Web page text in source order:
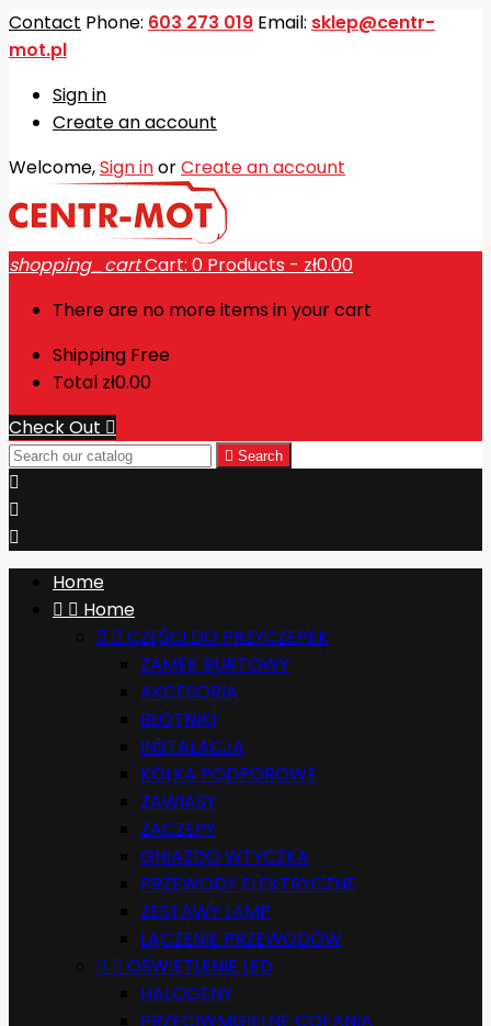
Contact Phone: 603 273 019 Email: sklep@centr-
mot.pl
Sign in
Create an account
Welcome,Sign inorCreate an account
shopping_cartCart: 0 Products - zł0.00
There are no more items in your cart
Shipping Free
Total zł0.00
Check Out 
 Search



Home
  Home
  CZĘŚCI DO PRZYCZEPEK
ZAMEK BURTOWY
AKCESORIA
BŁOTNIKI
INSTALACJA
KÓŁKA PODPOROWE
ZAWIASY
ZACZEPY
GNIAZDO WTYCZKA
PRZEWODY ELEKTRYCZNE
ZESTAWY LAMP
ŁĄCZENIE PRZEWODÓW
  OŚWIETLENIE LED
HALOGENY